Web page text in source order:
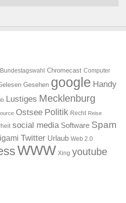
Bundestagswahl Chromecast Computer
Gesehen google Handy
Lustiges Mecklenburg
Ostsee Politik Recht Reise
social media Software Spam
Twitter Urlaub Web 2.0
WWW Xing youtube